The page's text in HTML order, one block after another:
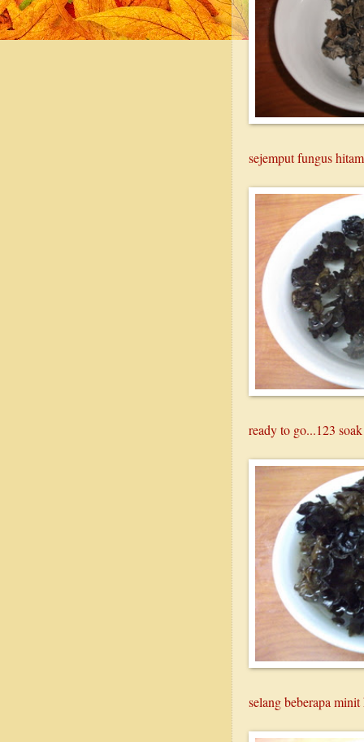
sejemput fungus
ready to go...123
selang beberapa